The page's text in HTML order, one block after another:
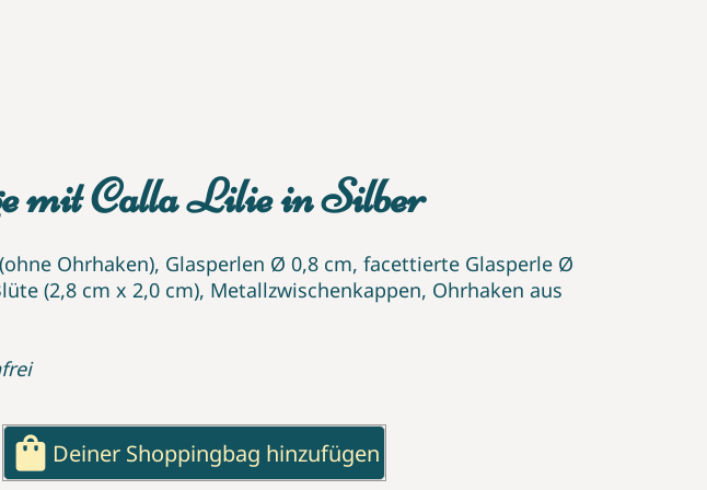
mit Calla Lilie in Silber
Ohrhaken), Glasperlen Ø 0,8 cm, facettierte Glasperle Ø
(2,8 cm x 2,0 cm), Metallzwischenkappen, Ohrhaken aus
shopping_bag Deiner Shoppingbag hinzufügen